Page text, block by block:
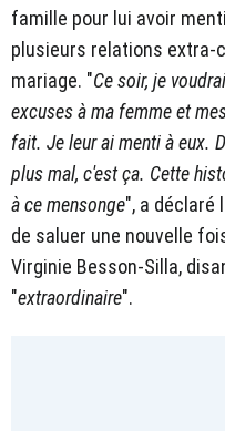
famille pour lui avoir
plusieurs relations extra-
mariage. "Ce soir, je
excuses à ma femme et
fait. Je leur ai menti à eux.
plus mal, c'est ça. Cette
à ce mensonge", a déclaré
de saluer une nouvelle
Virginie Besson-Silla,
"extraordinaire".